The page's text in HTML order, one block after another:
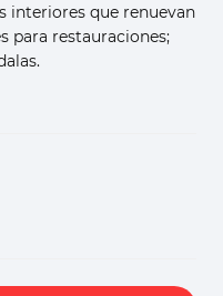
interiores que renuevan
para restauraciones;